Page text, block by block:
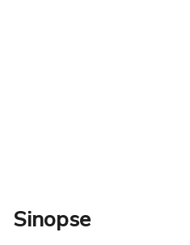
Sinopse